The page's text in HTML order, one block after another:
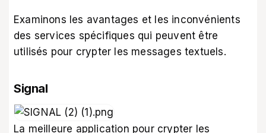
Examinons les avantages et les inconvénients
des services spécifiques qui peuvent être
utilisés pour crypter les messages textuels.
Signal
La meilleure application pour crypter les